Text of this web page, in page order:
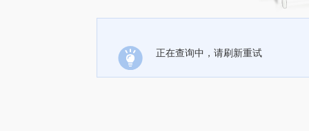
正在查询中，请刷新重试